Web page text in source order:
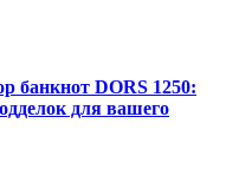
банкнот DORS 1250:
для вашего